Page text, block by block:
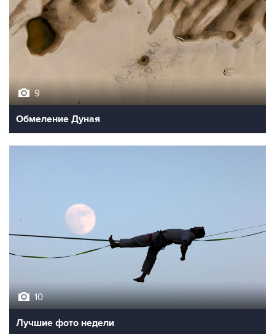
9
Обмеление Дуная
10
Лучшие фото недели